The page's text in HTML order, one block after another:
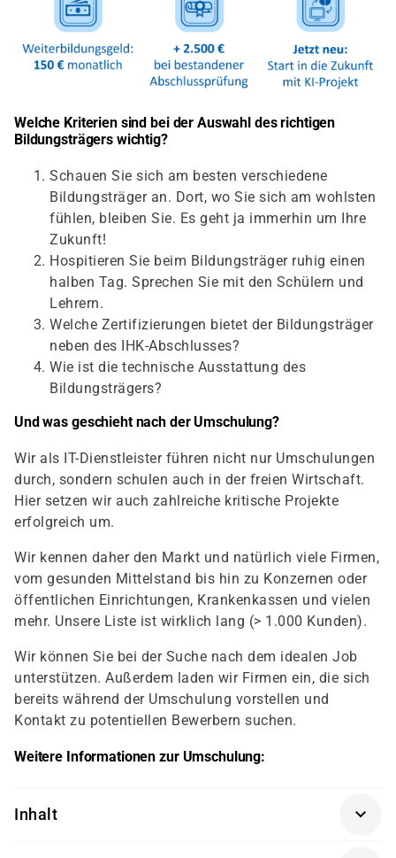
Welche Kriterien sind bei der Auswahl des richtigen
Bildungsträgers wichtig?
Schauen Sie sich am besten verschiedene
Bildungsträger an. Dort, wo Sie sich am wohlsten
fühlen, bleiben Sie. Es geht ja immerhin um Ihre
Zukunft!
Hospitieren Sie beim Bildungsträger ruhig einen
halben Tag. Sprechen Sie mit den Schülern und
Lehrern.
Welche Zertifizierungen bietet der Bildungsträger
neben des IHK-Abschlusses?
Wie ist die technische Ausstattung des
Bildungsträgers?
Und was geschieht nach der Umschulung?
Wir als IT-Dienstleister führen nicht nur Umschulungen
durch, sondern schulen auch in der freien Wirtschaft.
Hier setzen wir auch zahlreiche kritische Projekte
erfolgreich um.
Wir kennen daher den Markt und natürlich viele Firmen,
vom gesunden Mittelstand bis hin zu Konzernen oder
öffentlichen Einrichtungen, Krankenkassen und vielen
mehr. Unsere Liste ist wirklich lang (> 1.000 Kunden).
Wir können Sie bei der Suche nach dem idealen Job
unterstützen. Außerdem laden wir Firmen ein, die sich
bereits während der Umschulung vorstellen und
Kontakt zu potentiellen Bewerbern suchen.
Weitere Informationen zur Umschulung:
Inhalt